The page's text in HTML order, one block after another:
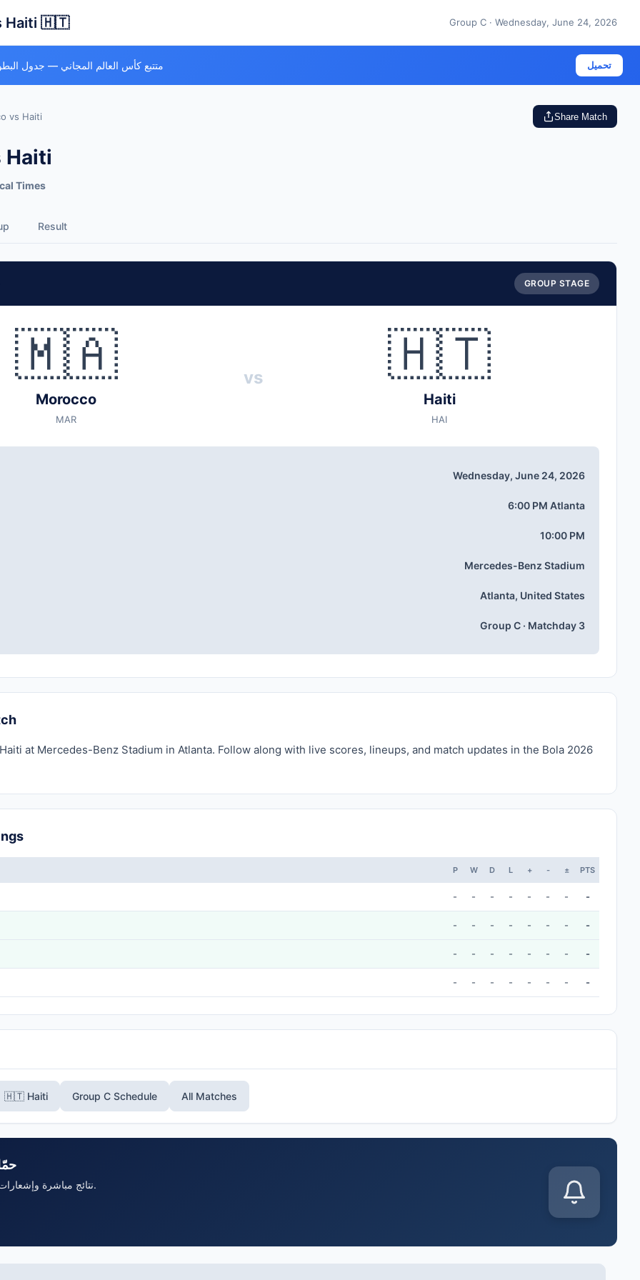
Haiti 🇭🇹 Group C · Wednesday, June 24, 2026
متتبع كأس العالم المجاني — جدول تحميل
vs Haiti Share Match
Haiti
Times
Result
vs 🇭🇹 Haiti (HAI)
(capacity: 71,000)
GROUP STAGE
🇲🇦
Morocco
MAR
vs 🇭🇹
Haiti
HAI
Wednesday, June 24, 2026
6:00 PM Atlanta
10:00 PM
Mercedes-Benz Stadium
Atlanta, United States
Group C · Matchday 3
at Mercedes-Benz Stadium in Atlanta. Follow along with live scores, lineups, and match updates in the Bola 2026
P W D L + - ± PTS
- - - - - - - -
- - - - - - - -
- - - - - - - -
- - - - - - - -
🇭🇹 Haiti Group C Schedule All Matches
نتائج مباشرة وإشعارات وشجرة بطولة تفاعلية.